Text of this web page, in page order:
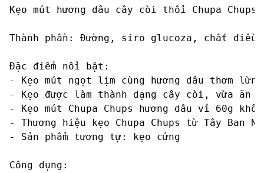
Kẹo mút hương dâu cây còi thổi Chupa
Thành phần: Đường, siro glucoza, chất
Đặc điểm nổi bật:
- Kẹo mút ngọt lịm cùng hương dâu thơm
- Kẹo được làm thành dạng cây còi, vừa
- Kẹo mút Chupa Chups hương dâu vỉ 60g
- Thương hiệu kẹo Chupa Chups từ Tây Ban
- Sản phẩm tương tự: kẹo cứng
Công dụng: